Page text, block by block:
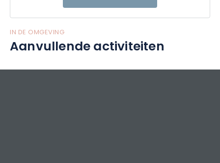
IN DE OMGEVING
Aanvullende activiteiten